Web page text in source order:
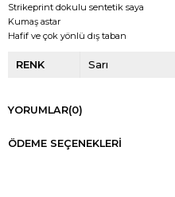
Strikeprint dokulu sentetik saya
Kumaş astar
Hafif ve çok yönlü dış taban
RENK Sarı
YORUMLAR(0)
ÖDEME SEÇENEKLERI